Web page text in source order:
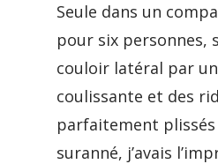
Seule dans un
pour six personnes,
couloir latéral par
coulissante et des
parfaitement plissés
suranné, j’avais